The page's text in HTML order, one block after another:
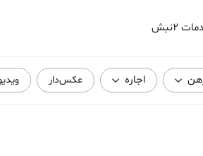
۲نبش
اجاره عکس‌دار